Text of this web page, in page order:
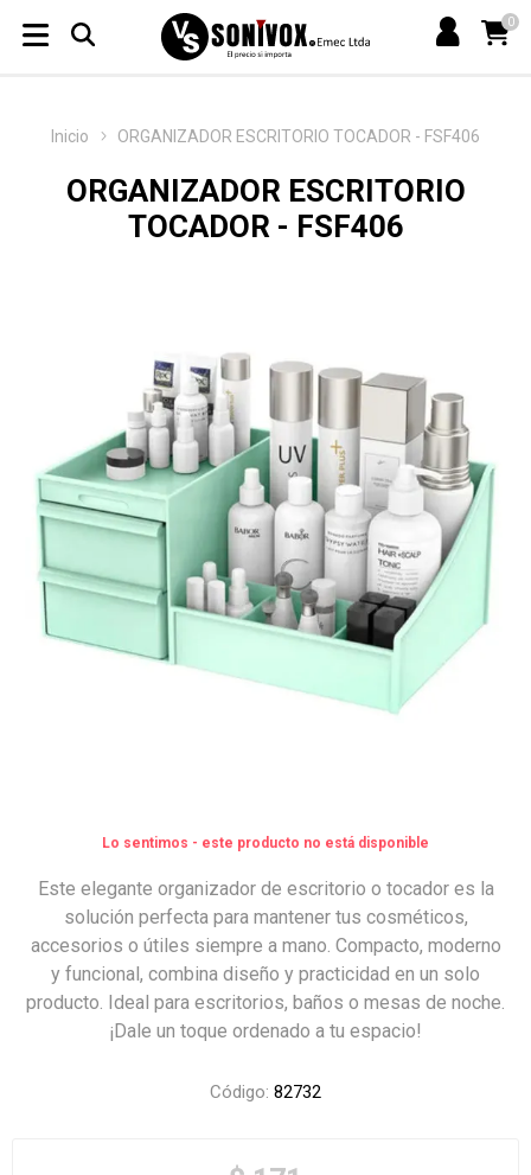
0
Inicio ORGANIZADOR ESCRITORIO TOCADOR - FSF406
ORGANIZADOR ESCRITORIO
TOCADOR - FSF406
Lo sentimos - este producto no está disponible
Este elegante organizador de escritorio o tocador es la
solución perfecta para mantener tus cosméticos,
accesorios o útiles siempre a mano. Compacto, moderno
y funcional, combina diseño y practicidad en un solo
producto. Ideal para escritorios, baños o mesas de noche.
¡Dale un toque ordenado a tu espacio!
Código: 82732